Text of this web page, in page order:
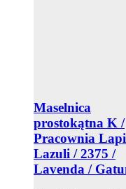
Maselnica
prostokątna K /
Pracownia
Lazuli / 2375 /
Lavenda /